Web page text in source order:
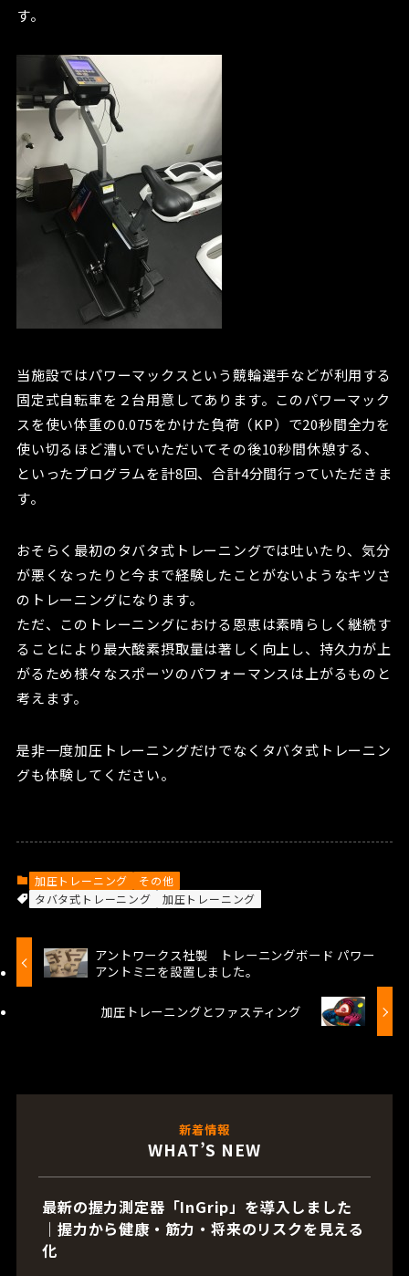
す。
当施設ではパワーマックスという競輪選手などが利用する
固定式自転車を２台用意してあります。このパワーマック
スを使い体重の0.075をかけた負荷（KP）で20秒間全力を
使い切るほど漕いでいただいてその後10秒間休憩する、
といったプログラムを計8回、合計4分間行っていただきま
す。
おそらく最初のタバタ式トレーニングでは吐いたり、気分
が悪くなったりと今まで経験したことがないようなキツさ
のトレーニングになります。
ただ、このトレーニングにおける恩恵は素晴らしく継続す
ることにより最大酸素摂取量は著しく向上し、持久力が上
がるため様々なスポーツのパフォーマンスは上がるものと
考えます。
是非一度加圧トレーニングだけでなくタバタ式トレーニン
グも体験してください。
加圧トレーニング
その他
タバタ式トレーニング
加圧トレーニング
アントワークス社製 トレーニングボード パワー
アントミニを設置しました。
加圧トレーニングとファスティング
新着情報
WHAT’S NEW
最新の握力測定器「InGrip」を導入しました
｜握力から健康・筋力・将来のリスクを見える
化